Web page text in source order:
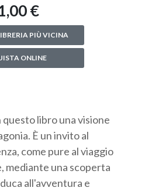
€
PIÙ VICINA
ONLINE
libro una visione
È un invito al
come pure al viaggio
mediante una scoperta
all'avventura e